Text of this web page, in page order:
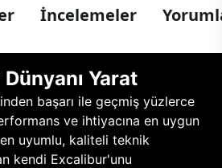
İncelemeler
Yarat
başarı ile geçmiş yüzlerce
ve ihtiyacına en uygun
uyumlu, kaliteli teknik
kendi Excalibur'unu